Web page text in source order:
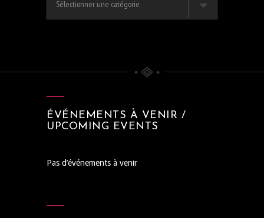
ÉVÉNEMENTS À VENIR /
UPCOMING EVENTS
Pas d’événements à venir